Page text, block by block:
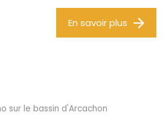
En savoir plus
sur le bassin d'Arcachon